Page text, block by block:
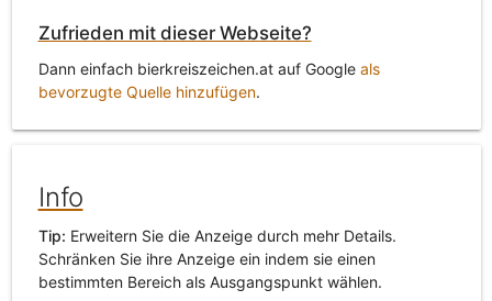
Zufrieden mit dieser Webseite?
Dann einfach bierkreiszeichen.at auf Google als
bevorzugte Quelle hinzufügen.
Info
Tip: Erweitern Sie die Anzeige durch mehr Details.
Schränken Sie ihre Anzeige ein indem sie einen
bestimmten Bereich als Ausgangspunkt wählen.